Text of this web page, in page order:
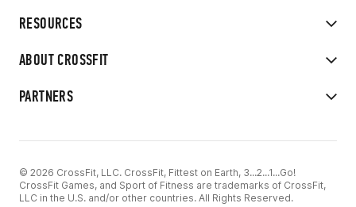
RESOURCES
ABOUT CROSSFIT
PARTNERS
© 2026 CrossFit, LLC. CrossFit, Fittest on Earth, 3...2...1...Go!
CrossFit Games, and Sport of Fitness are trademarks of CrossFit,
LLC in the U.S. and/or other countries. All Rights Reserved.